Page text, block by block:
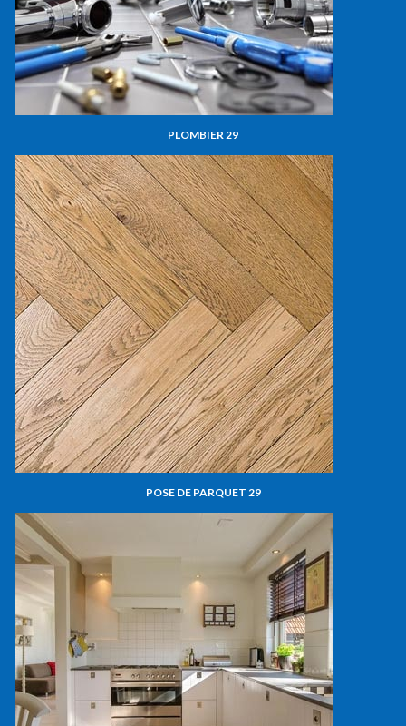
PLOMBIER 29
POSE DE PARQUET 29